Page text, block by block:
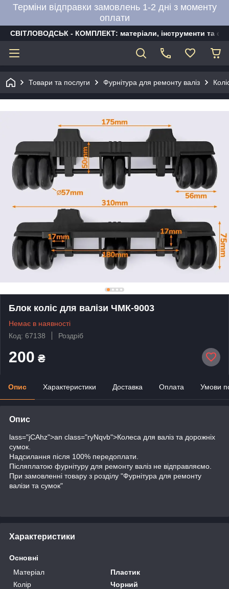
Терміни відправки замовлень 1-2 дні з моменту
оплати
СВІТЛОВОДСЬК - КОМПЛЕКТ: матеріали, інструменти та
Товари та послуги Фурнітура для ремонту валіз
Блок коліс для валізи ЧМК-9003
Немає в наявності
Код: 67138
Роздріб
200 ₴
Опис Характеристики Доставка Оплата Умови
Опис
lass="jCAhz">an class="ryNqvb">Колеса для валіз та дорожніх
сумок.
Надсилання після 100% передоплати.
Післяплатою фурнітуру для ремонту валіз не відправляємо.
При замовленні товару з розділу "Фурнітура для ремонту
валізи та сумок"
Характеристики
Основні
Матеріал
Пластик
Колір
Чорний